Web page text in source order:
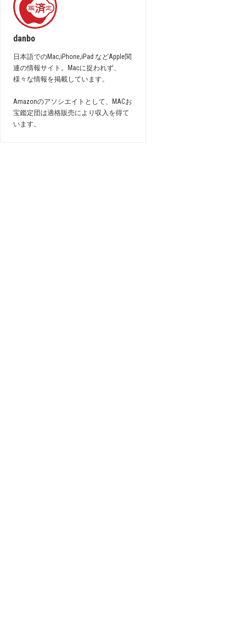
danbo
日本語でのMac,iPhone,iPad などApple関
連の情報サイト。Macに捉われず、
様々な情報を掲載しています。
Amazonのアソシエイトとして、MACお
宝鑑定団は適格販売により収入を得て
います。